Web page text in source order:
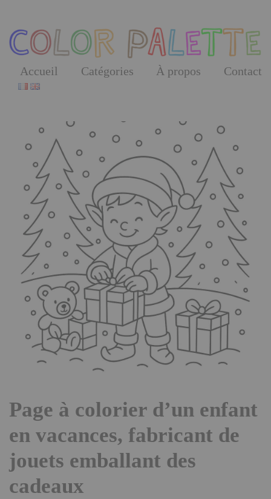
the
content
Accueil Catégories À propos Contact
Page à colorier d’un enfant
en vacances, fabricant de
jouets emballant des
cadeaux